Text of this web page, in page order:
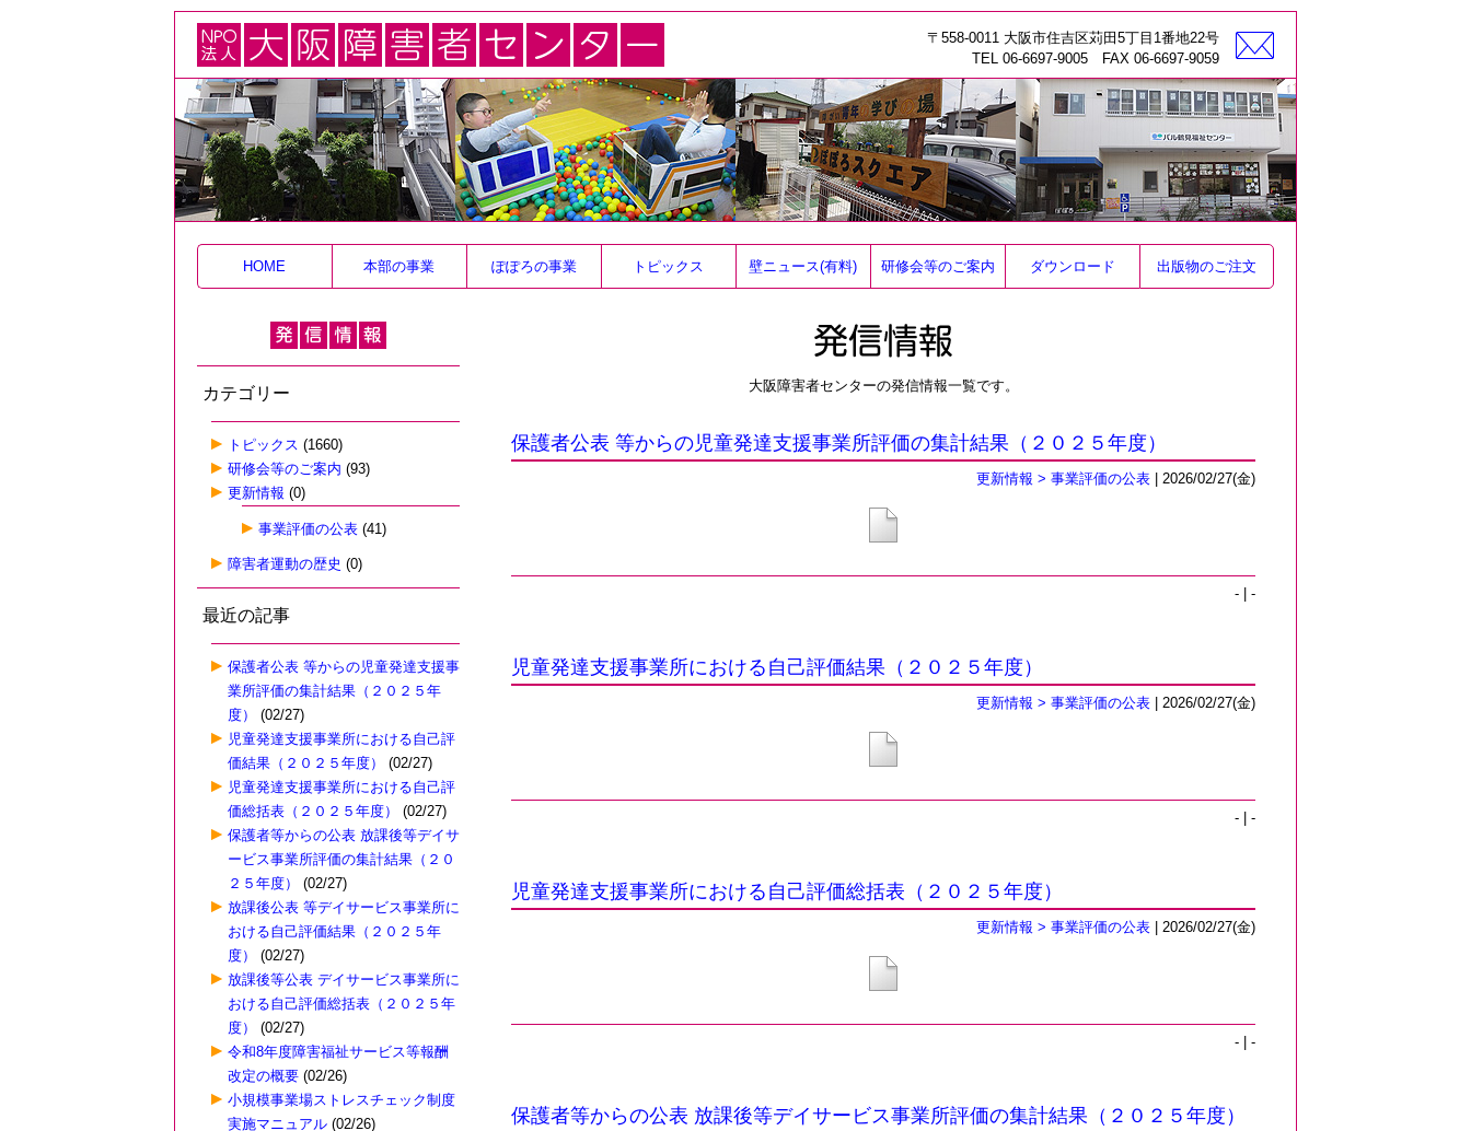
〒558-0011 大阪市住吉区苅田5丁目1番地22号
TEL 06-6697-9005 FAX 06-6697-9059
HOME 本部の事業 ぽぽろの事業 トピックス 壁ニュース(有料) 研修会等のご案内 ダウンロード 出版物のご注文
カテゴリー
トピックス (1660)
研修会等のご案内 (93)
更新情報 (0)
事業評価の公表 (41)
障害者運動の歴史 (0)
最近の記事
保護者公表 等からの児童発達支援事
業所評価の集計結果（２０２５年
度）
(02/27)
児童発達支援事業所における自己評
価結果（２０２５年度）
(02/27)
児童発達支援事業所における自己評
価総括表（２０２５年度）
(02/27)
保護者等からの公表 放課後等デイサ
ービス事業所評価の集計結果（２０
２５年度）
(02/27)
放課後公表 等デイサービス事業所に
おける自己評価結果（２０２５年
度）
(02/27)
放課後等公表 デイサービス事業所に
おける自己評価総括表（２０２５年
度）
(02/27)
令和8年度障害福祉サービス等報酬
改定の概要 (02/26)
小規模事業場ストレスチェック制度
実施マニュアル (02/26)
大阪障害者センターの発信情報一覧です。
保護者公表 等からの児童発達支援事業所評価の集計結果（２０２５年度）
更新情報 > 事業評価の公表 | 2026/02/27(金)
- | -
児童発達支援事業所における自己評価結果（２０２５年度）
更新情報 > 事業評価の公表 | 2026/02/27(金)
- | -
児童発達支援事業所における自己評価総括表（２０２５年度）
更新情報 > 事業評価の公表 | 2026/02/27(金)
- | -
保護者等からの公表 放課後等デイサービス事業所評価の集計結果（２０２５年度）